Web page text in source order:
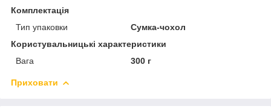
Комплектація
Тип упаковки
Сумка-чохол
Користувальницькі характеристики
Вага
300 г
Приховати